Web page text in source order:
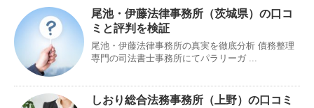
尾池・伊藤法律事務所（茨城県）の口コ
ミと評判を検証
尾池・伊藤法律事務所の真実を徹底分析 債務整理
専門の司法書士事務所にてパラリーガ ...
しおり総合法務事務所（上野）の口コミ